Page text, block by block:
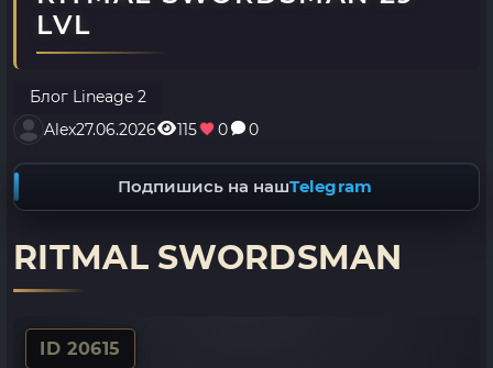
LVL
Блог Lineage 2
Alex27.06.2026 115 0 0
Подпишись на нашTelegram
RITMAL SWORDSMAN
ID 20615